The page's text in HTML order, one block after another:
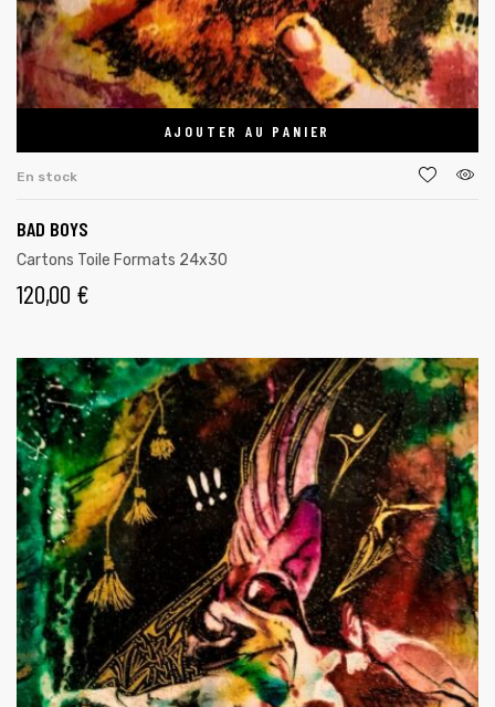
AJOUTER AU PANIER
En stock
BAD BOYS
Cartons Toile Formats 24x30
120,00 €